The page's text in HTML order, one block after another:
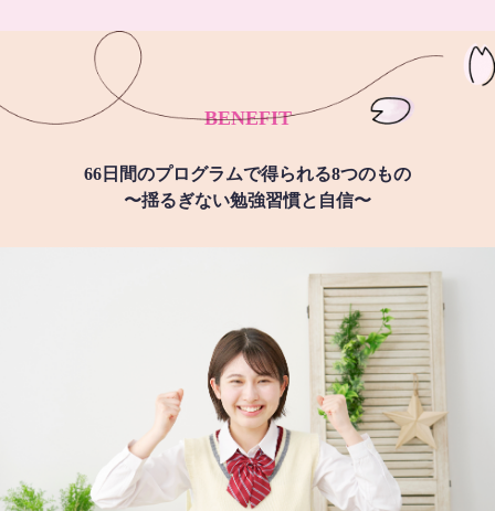
BENEFIT
66日間のプログラムで得られる8つのもの
〜揺るぎない勉強習慣と自信〜